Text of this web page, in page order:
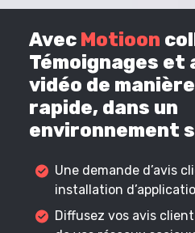
Avec Motioon
Témoignages et
vidéo de
rapide, dans un
environnement
Une demande d’avis
installation
Diffusez vos avis